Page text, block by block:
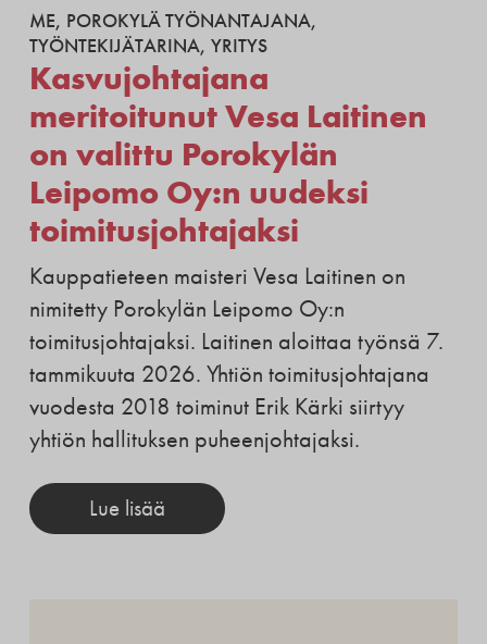
ME, POROKYLÄ TYÖNANTAJANA,
TYÖNTEKIJÄTARINA, YRITYS
Kasvujohtajana
meritoitunut Vesa Laitinen
on valittu Porokylän
Leipomo Oy:n uudeksi
toimitusjohtajaksi
Kauppatieteen maisteri Vesa Laitinen on
nimitetty Porokylän Leipomo Oy:n
toimitusjohtajaksi. Laitinen aloittaa työnsä 7.
tammikuuta 2026. Yhtiön toimitusjohtajana
vuodesta 2018 toiminut Erik Kärki siirtyy
yhtiön hallituksen puheenjohtajaksi.
Lue lisää